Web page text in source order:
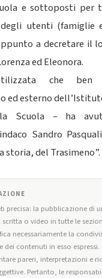
e sottoposti per
utenti (famiglie
a decretare il
ed Eleonora.
che ben
ed esterno
Scuola – ha
Sandro
storia, del Trasimeno”.
precisa: la pubblicazione di
o video in tutte le
necessariamente la
dei contenuti in esso
pareri, interpretazioni e
Pertanto, le